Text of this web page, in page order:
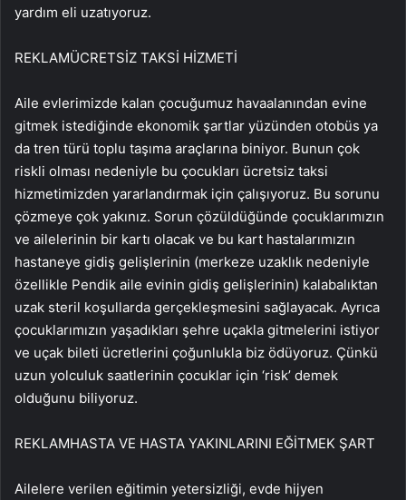
yardım eli uzatıyoruz.
REKLAMÜCRETSİZ TAKSİ HİZMETİ
Aile evlerimizde kalan çocuğumuz havaalanından evine
gitmek istediğinde ekonomik şartlar yüzünden otobüs ya
da tren türü toplu taşıma araçlarına biniyor. Bunun çok
riskli olması nedeniyle bu çocukları ücretsiz taksi
hizmetimizden yararlandırmak için çalışıyoruz. Bu sorunu
çözmeye çok yakınız. Sorun çözüldüğünde çocuklarımızın
ve ailelerinin bir kartı olacak ve bu kart hastalarımızın
hastaneye gidiş gelişlerinin (merkeze uzaklık nedeniyle
özellikle Pendik aile evinin gidiş gelişlerinin) kalabalıktan
uzak steril koşullarda gerçekleşmesini sağlayacak. Ayrıca
çocuklarımızın yaşadıkları şehre uçakla gitmelerini istiyor
ve uçak bileti ücretlerini çoğunlukla biz ödüyoruz. Çünkü
uzun yolculuk saatlerinin çocuklar için ‘risk’ demek
olduğunu biliyoruz.
REKLAMHASTA VE HASTA YAKINLARINI EĞİTMEK ŞART
Ailelere verilen eğitimin yetersizliği, evde hijyen